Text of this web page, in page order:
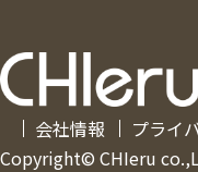
会社情報
プライ
Copyright© CHIeru